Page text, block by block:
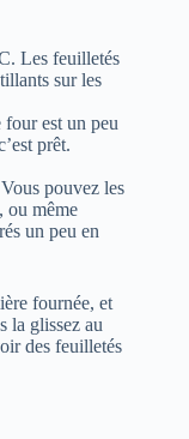
Les feuilletés
sur les
four est un peu
prêt.
pouvez les
ou même
un peu en
fournée, et
la glissez au
des feuilletés